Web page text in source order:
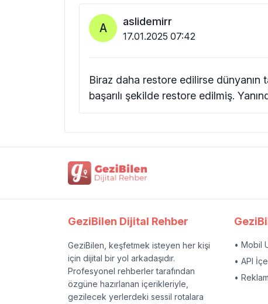
A aslidemirr
17.01.2025 07:42
Biraz daha restore edilirse dünyanın
başarılı şekilde restore edilmiş.
GeziBilen Dijital Rehber
GeziBilen, keşfetmek isteyen her kişi
için dijital bir yol arkadaşıdır.
Profesyonel rehberler tarafından
özgüne hazırlanan içerikleriyle,
gezilecek yerlerdeki sessil rotalara
• Mobil
• API
• Reklam